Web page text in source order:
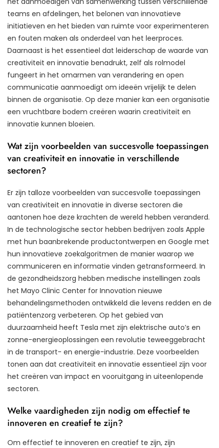
teams en afdelingen, het belonen van innovatieve
initiatieven en het bieden van ruimte voor experimenteren
en fouten maken als onderdeel van het leerproces.
Daarnaast is het essentieel dat leiderschap de waarde van
creativiteit en innovatie benadrukt, zelf als rolmodel
fungeert in het omarmen van verandering en open
communicatie aanmoedigt om ideeën vrijelijk te delen
binnen de organisatie. Op deze manier kan een organisatie
een vruchtbare bodem creëren waarin creativiteit en
innovatie kunnen bloeien.
Wat zijn voorbeelden van succesvolle toepassingen
van creativiteit en innovatie in verschillende
sectoren?
Er zijn talloze voorbeelden van succesvolle toepassingen
van creativiteit en innovatie in diverse sectoren die
aantonen hoe deze krachten de wereld hebben veranderd.
In de technologische sector hebben bedrijven zoals Apple
met hun baanbrekende productontwerpen en Google met
hun innovatieve zoekalgoritmen de manier waarop we
communiceren en informatie vinden getransformeerd. In
de gezondheidszorg hebben medische instellingen zoals
het Mayo Clinic Center for Innovation nieuwe
behandelingsmethoden ontwikkeld die levens redden en de
patiëntenzorg verbeteren. Op het gebied van
duurzaamheid heeft Tesla met zijn elektrische auto’s en
zonne-energieoplossingen een revolutie teweeggebracht
in de transport- en energie-industrie. Deze voorbeelden
tonen aan dat creativiteit en innovatie essentieel zijn voor
het creëren van impact en vooruitgang in uiteenlopende
sectoren.
Welke vaardigheden zijn nodig om effectief te
innoveren en creatief te zijn?
Om effectief te innoveren en creatief te zijn, zijn